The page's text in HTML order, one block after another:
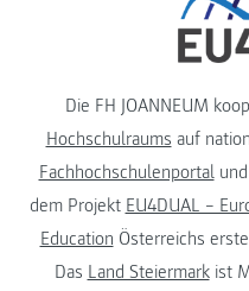
Die FH JOANNEUM
Hochschulraums auf
Fachhochschulenportalund
dem Projekt EU4DUAL –
Education Österreichs
Das Land Steiermarkist